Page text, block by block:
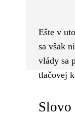
Ešte v
sa však
vlády sa
tlačovej
Slovo